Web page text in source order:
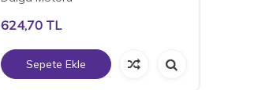
624,70TL
Sepete Ekle